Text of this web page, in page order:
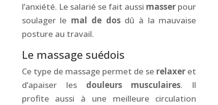
l’anxiété. Le salarié se fait aussi masser pour
soulager le mal de dosdû à la mauvaise
posture au travail.
Le massage suédois
Ce type de massage permet de se relaxer et
d’apaiser les douleurs musculaires. Il
profite aussi à une meilleure circulation